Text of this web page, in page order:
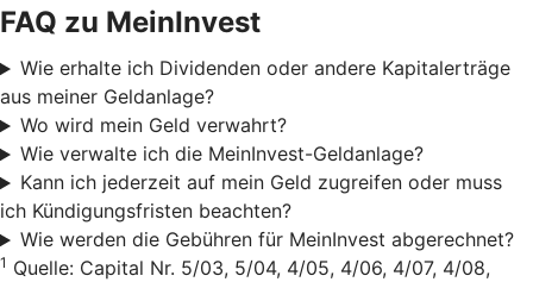
FAQ zu MeinInvest
Wie erhalte ich Dividenden oder andere Kapitalerträge
aus meiner Geldanlage?
Wo wird mein Geld verwahrt?
Wie verwalte ich die MeinInvest-Geldanlage?
Kann ich jederzeit auf mein Geld zugreifen oder muss
ich Kündigungsfristen beachten?
Wie werden die Gebühren für MeinInvest abgerechnet?
1 Quelle: Capital Nr. 5/03, 5/04, 4/05, 4/06, 4/07, 4/08,